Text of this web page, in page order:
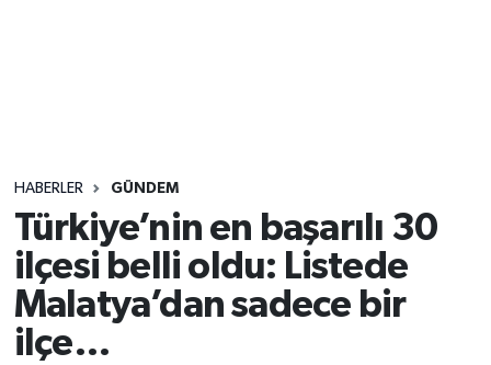
HABERLER GÜNDEM
Türkiye’nin en başarılı 30
ilçesi belli oldu: Listede
Malatya’dan sadece bir
ilçe…
Yaşam